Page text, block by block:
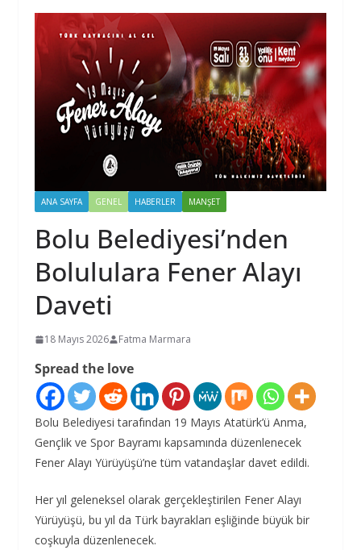
ANA SAYFA GENEL HABERLER MANŞET
Bolu Belediyesi’nden
Bolululara Fener Alayı
Daveti
18 Mayıs 2026 Fatma Marmara
Spread the love
Bolu Belediyesi tarafından 19 Mayıs Atatürk’ü Anma,
Gençlik ve Spor Bayramı kapsamında düzenlenecek
Fener Alayı Yürüyüşü’ne tüm vatandaşlar davet edildi.
Her yıl geleneksel olarak gerçekleştirilen Fener Alayı
Yürüyüşü, bu yıl da Türk bayrakları eşliğinde büyük bir
coşkuyla düzenlenecek.